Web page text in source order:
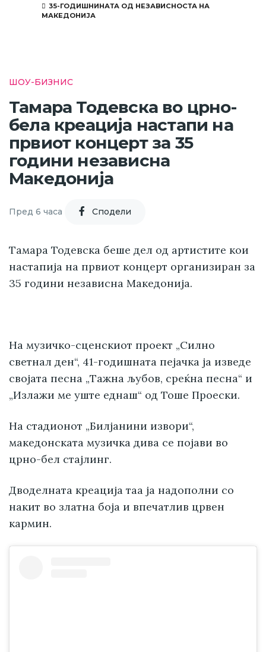
35-ГОДИШНИНАТА ОД НЕЗАВИСНОСТА НА
МАКЕДОНИЈА
ШОУ-БИЗНИС
Тамара Тодевска во црно-
бела креација настапи на
првиот концерт за 35
години независна
Македонија
Пред 6 часа Cподели
Тамара Тодевска беше дел од артистите кои
настапија на првиот концерт организиран за
35 години независна Македонија.
На музичко-сценскиот проект „Силно
светнал ден“, 41-годишната пејачка ја изведе
својата песна „Тажна љубов, среќна песна“ и
„Излажи ме уште еднаш“ од Тоше Проески.
На стадионот „Билјанини извори“,
македонската музичка дива се појави во
црно-бел стајлинг.
Дводелната креација таа ја надополни со
накит во златна боја и впечатлив црвен
кармин.